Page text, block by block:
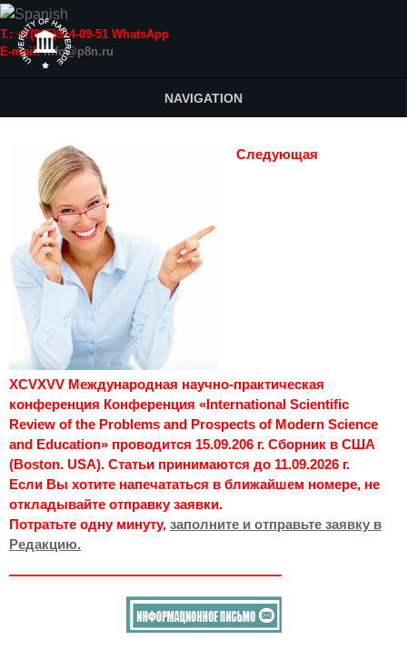
Т.: +7(915)814-09-51 WhatsApp
E-mail:info@p8n.ru
NAVIGATION
Следующая
XCVXVV Международная научно-практическая
конференция Конференция «International Scientific
Review of the Problems and Prospects of Modern Science
and Education» проводится 15.09.206 г. Сборник в США
(Boston. USA). Статьи принимаются до 11.09.2026 г.
Если Вы хотите напечататься в ближайшем номере, не
откладывайте отправку заявки.
Потратьте одну минуту, заполните и отправьте заявку в
Редакцию.